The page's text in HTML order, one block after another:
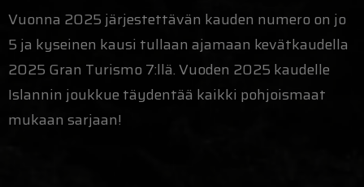
Vuonna 2025 järjestettävän kauden numero on jo
5 ja kyseinen kausi tullaan ajamaan kevätkaudella
2025 Gran Turismo 7:llä. Vuoden 2025 kaudelle
Islannin joukkue täydentää kaikki pohjoismaat
mukaan sarjaan!